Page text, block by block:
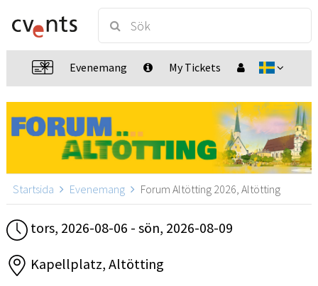
Evenemang My Tickets
Startsida Evenemang Forum Altötting 2026, Altötting
tors, 2026-08-06 - sön, 2026-08-09
Kapellplatz, Altötting